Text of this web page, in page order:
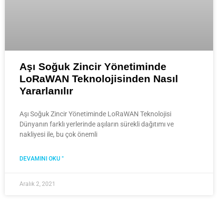
Aşı Soğuk Zincir Yönetiminde
LoRaWAN Teknolojisinden Nasıl
Yararlanılır
Aşı Soğuk Zincir Yönetiminde LoRaWAN Teknolojisi
Dünyanın farklı yerlerinde aşıların sürekli dağıtımı ve
nakliyesi ile, bu çok önemli
DEVAMINI OKU "
Aralık 2, 2021